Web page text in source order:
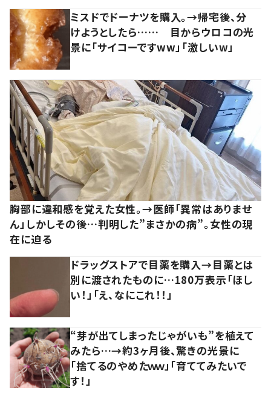
ミスドでドーナツを購入。→帰宅後、分
けようとしたら…… 目からウロコの光
景に「サイコーですww」「激しいw」
胸部に違和感を覚えた女性。→医師「異常はありませ
ん」しかしその後…判明した”まさかの病”。女性の現
在に迫る
ドラッグストアで目薬を購入→目薬とは
別に渡されたものに…180万表示「ほし
い！」「え、なにこれ！！」
“芽が出てしまったじゃがいも”を植えて
みたら…→約3ヶ月後、驚きの光景に
「捨てるのやめたｗｗ」「育ててみたいで
す！」